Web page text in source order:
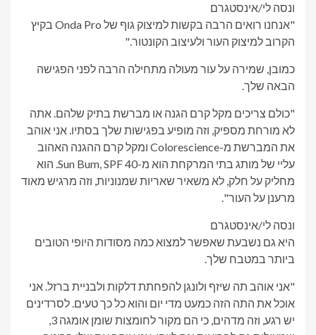
ונסה לי/אינסטגרם
"אנחנו רואים הרבה בקשות למיצוק גוף של Onda Pro בקיץ
הקרוב למיצוק העור ולעיצוב הקונטור."
כמובן, שמירה על עור מעולה מתחילה הרבה לפני הפגישה
הבאה שלך.
"כולם צריכים מקל קרם הגנה או מברשת בתיק שלהם. אתה
לא מורחת מספיק, וזה מופיע בפגישות שלך בסתיו. אני אוהב
את המברשת מ-Colorescience ומקל קרם ההגנה האהוב
עליי של מותג בתי המרקחת הוא מ-Sun Bum, SPF 40. הוא
מחליק על חלק, לא משאיר שאריות שמנוניות, וזה מרגיש מאוד
מרענן על העור".
ונסה לי/אינסטגרם
היא גם נשבעת שאפשר למצוא כמה מסודות היופי הטובים
ביותר במטבח שלך.
"אני אוהב תה שיזף ולונגן להפחתת דלקות ולבניית ברזל. אני
אוכל את התה הזה כמעט מדי יום והוא כל כך טעים. לסרדינים
יש רגע, וזה מדהים, כי הם מקור לחומצות שומן אומגה 3,